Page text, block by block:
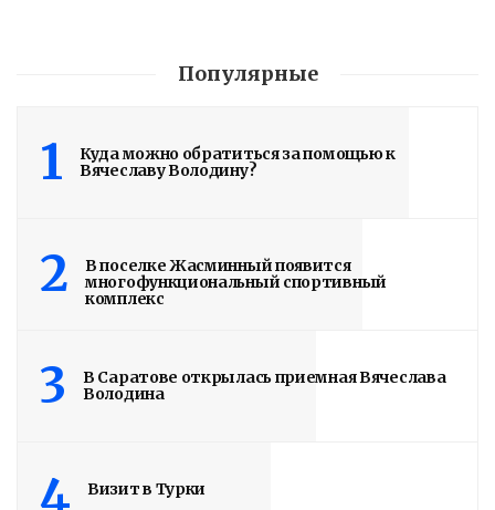
Популярные
1
Куда можно обратиться за помощью к
Вячеславу Володину?
2
В поселке Жасминный появится
многофункциональный спортивный
комплекс
3
В Саратове открылась приемная Вячеслава
Володина
4 Визит в Турки